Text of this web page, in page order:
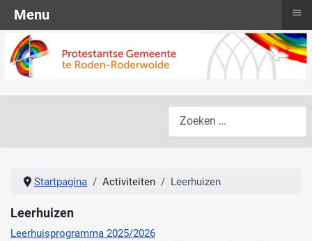
Startpagina Activiteiten Leerhuizen
Leerhuizen
Leerhuisprogramma 2025/2026
Menu ≡